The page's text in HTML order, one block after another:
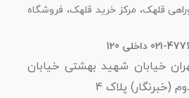
قلهک، مرکز خرید قلهک، فروشگاه
خیابان شهید بهشتی خیابان
(خبرنگار) پلاک 4